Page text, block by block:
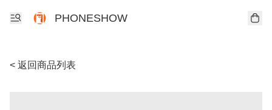
PHONESHOW
< 返回商品列表